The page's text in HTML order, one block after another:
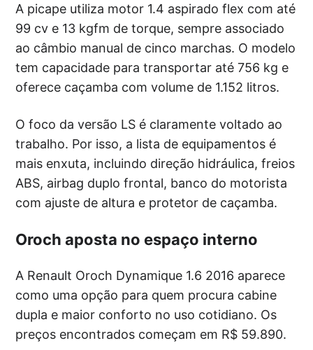
A picape utiliza motor 1.4 aspirado flex com até
99 cv e 13 kgfm de torque, sempre associado
ao câmbio manual de cinco marchas. O modelo
tem capacidade para transportar até 756 kg e
oferece caçamba com volume de 1.152 litros.
O foco da versão LS é claramente voltado ao
trabalho. Por isso, a lista de equipamentos é
mais enxuta, incluindo direção hidráulica, freios
ABS, airbag duplo frontal, banco do motorista
com ajuste de altura e protetor de caçamba.
Oroch aposta no espaço interno
A Renault Oroch Dynamique 1.6 2016 aparece
como uma opção para quem procura cabine
dupla e maior conforto no uso cotidiano. Os
preços encontrados começam em R$ 59.890.